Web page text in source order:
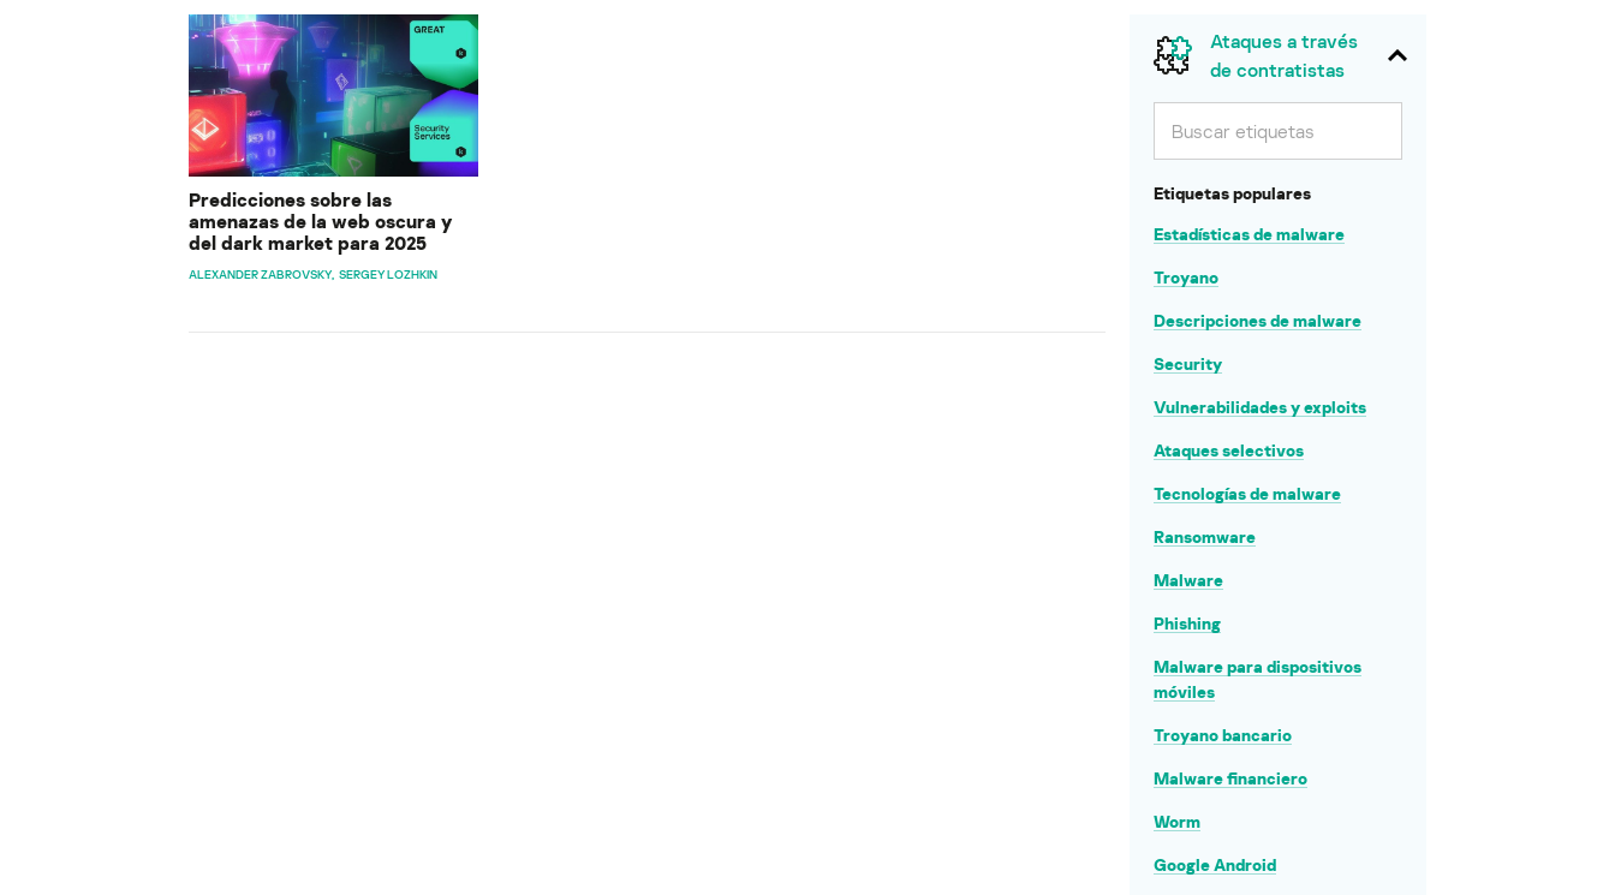
Predicciones sobre las
amenazas de la web oscura y
del dark market para 2025
ALEXANDER ZABROVSKY SERGEY LOZHKIN
Ataques a través
de contratistas
Etiquetas populares
Estadísticas de malware
Troyano
Descripciones de malware
Security
Vulnerabilidades y exploits
Ataques selectivos
Tecnologías de malware
Ransomware
Malware
Phishing
Malware para dispositivos
móviles
Troyano bancario
Malware financiero
Worm
Google Android